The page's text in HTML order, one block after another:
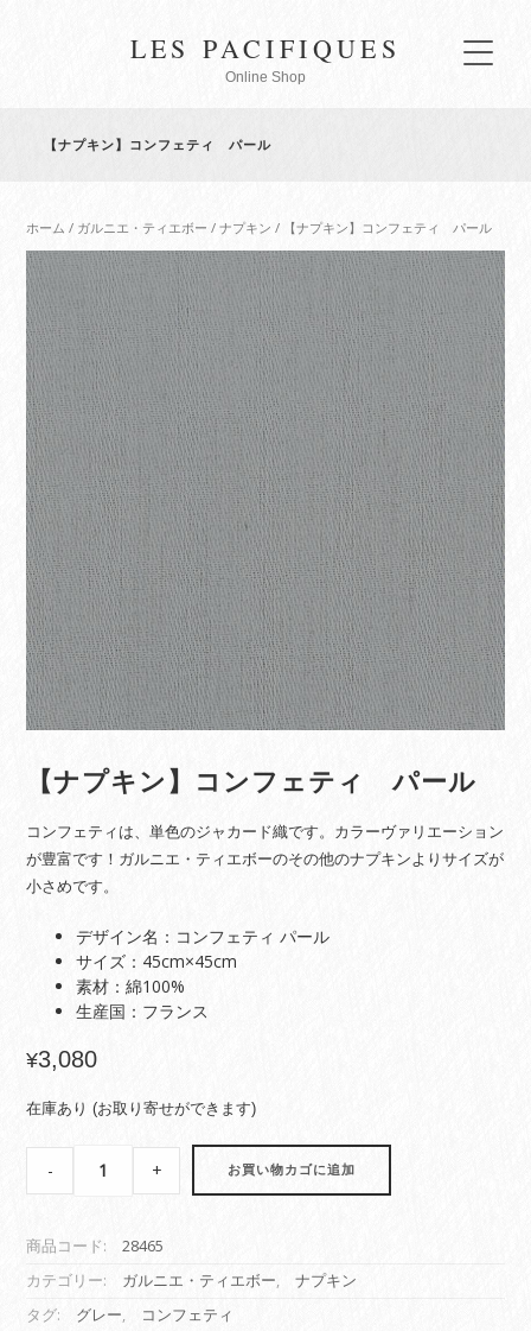
LES PACIFIQUES
Online Shop
【ナプキン】コンフェティ パール
ホーム / ガルニエ・ティエボー /ナプキン / 【ナプキン】コンフェティ パール
【ナプキン】コンフェティ パール
コンフェティは、単色のジャカード織です。カラーヴァリエーション
が豊富です！ガルニエ・ティエボーのその他のナプキンよりサイズが
小さめです。
デザイン名：コンフェティ パール
サイズ：45cm×45cm
素材：綿100%
生産国：フランス
¥3,080
在庫あり (お取り寄せができます)
【ナ
コ
ン
フ
- + お買い物カゴに追加
商品コード:
28465
カテゴリー:
ガルニエ・ティエボー,
ナプキン
タグ:
グレー, コンフェティ